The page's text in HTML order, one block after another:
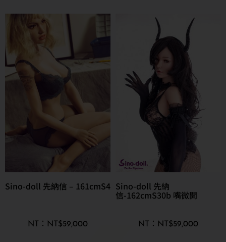
Sino-doll 先納信 – 161cmS4
NT$59,000
Sino-doll 先納
信-162cmS30b 嘴微開
NT$59,000